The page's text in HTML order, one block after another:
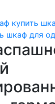
купить
шкаф для